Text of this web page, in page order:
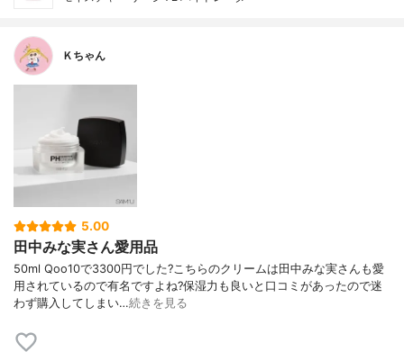
Ｋちゃん
5.00
田中みな実さん愛用品
50ml Qoo10で3300円でした?こちらのクリームは田中みな実さんも愛
用されているので有名ですよね?保湿力も良いと口コミがあったので迷
わず購入してしまい…続きを見る